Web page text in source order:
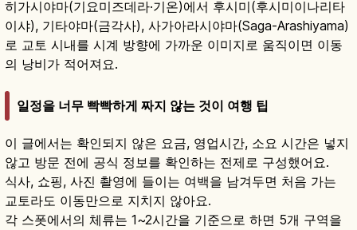
히가시야마(기요미즈데라·기온)에서 후시미(후시미이나리타
이샤), 기타야마(금각사), 사가아라시야마(Saga-Arashiyama)
로 교토 시내를 시계 방향에 가까운 이미지로 움직이면 이동
의 낭비가 적어져요.
일정을 너무 빡빡하게 짜지 않는 것이 여행 팁
이 글에서는 확인되지 않은 요금, 영업시간, 소요 시간은 넣지
않고 방문 전에 공식 정보를 확인하는 전제로 구성했어요.
식사, 쇼핑, 사진 촬영에 들이는 여백을 남겨두면 처음 가는
교토라도 이동만으로 지치지 않아요.
각 스폿에서의 체류는 1~2시간을 기준으로 하면 5개 구역을